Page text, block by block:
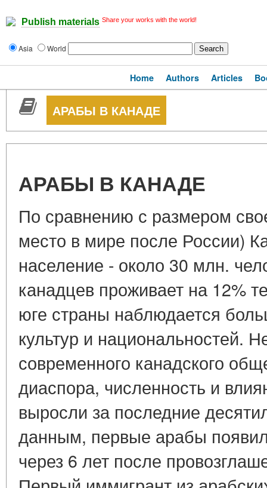
Publish materials Share your works with the world!
Asia World
Home Authors Articles
АРАБЫ В КАНАДЕ
АРАБЫ В КАНАДЕ
По сравнению с размером
место в мире после России)
население - около 30 млн.
канадцев проживает на 12%
юге страны наблюдается
культур и национальностей.
современного канадского
диаспора, численность и
выросли за последние
данным, первые арабы
через 6 лет после